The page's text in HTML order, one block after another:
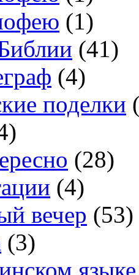
(1)
(41)
(4)
поделки
(28)
(4)
вечер (53)
(3)